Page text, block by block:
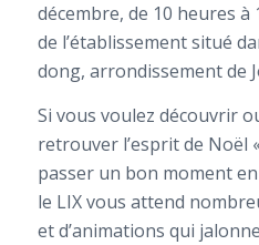
décembre, de 10 heures
de l’établissement situé
dong, arrondissement de
Si vous voulez découvrir
retrouver l’esprit de Noël
passer un bon moment
le LIX vous attend
et d’animations qui